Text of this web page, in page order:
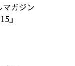
マガジン
』